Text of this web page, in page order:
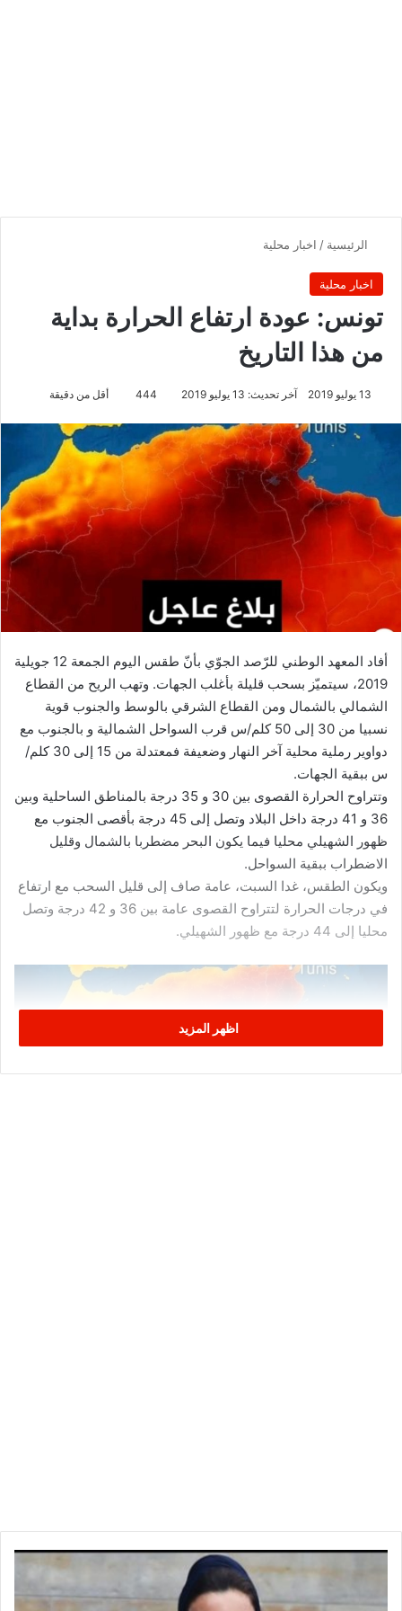
الرئيسية / اخبار محلية
اخبار محلية
تونس: عودة ارتفاع الحرارة بداية
من هذا التاريخ
13 يوليو 2019 آخر تحديث: 13 يوليو 2019 444 أقل من دقيقة
أفاد المعهد الوطني للرّصد الجوّي بأنّ طقس اليوم الجمعة 12 جويلية
2019، سيتميّز بسحب قليلة بأغلب الجهات. وتهب الريح من القطاع
الشمالي بالشمال ومن القطاع الشرقي بالوسط والجنوب قوية
نسبيا من 30 إلى 50 كلم/س قرب السواحل الشمالية و بالجنوب مع
دواوير رملية محلية آخر النهار وضعيفة فمعتدلة من 15 إلى 30 كلم/
س ببقية الجهات.
وتتراوح الحرارة القصوى بين 30 و 35 درجة بالمناطق الساحلية وبين
36 و 41 درجة داخل البلاد وتصل إلى 45 درجة بأقصى الجنوب مع
ظهور الشهيلي محليا فيما يكون البحر مضطربا بالشمال وقليل
الاضطراب ببقية السواحل.
ويكون الطقس، غدا السبت، عامة صاف إلى قليل السحب مع ارتفاع
في درجات الحرارة لتتراوح القصوى عامة بين 36 و 42 درجة وتصل
محليا إلى 44 درجة مع ظهور الشهيلي.
اظهر المزيد
م